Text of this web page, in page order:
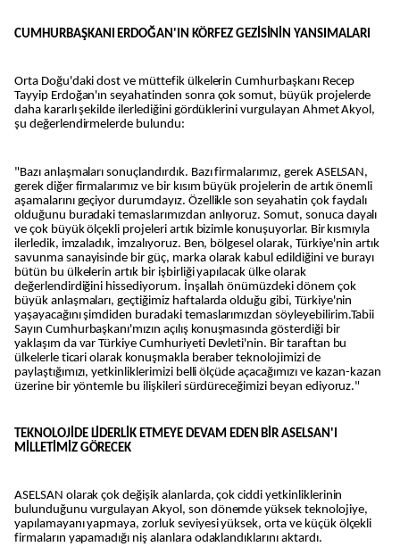
CUMHURBAŞKANI ERDOĞAN'IN KÖRFEZ GEZİSİNİN YANSIMALARI
Orta Doğu'daki dost ve müttefik ülkelerin Cumhurbaşkanı Recep
Tayyip Erdoğan'ın seyahatinden sonra çok somut, büyük projelerde
daha kararlı şekilde ilerlediğini gördüklerini vurgulayan Ahmet Akyol,
şu değerlendirmelerde bulundu:
"Bazı anlaşmaları sonuçlandırdık. Bazı firmalarımız, gerek ASELSAN,
gerek diğer firmalarımız ve bir kısım büyük projelerin de artık önemli
aşamalarını geçiyor durumdayız. Özellikle son seyahatin çok faydalı
olduğunu buradaki temaslarımızdan anlıyoruz. Somut, sonuca dayalı
ve çok büyük ölçekli projeleri artık bizimle konuşuyorlar. Bir kısmıyla
ilerledik, imzaladık, imzalıyoruz. Ben, bölgesel olarak, Türkiye'nin artık
savunma sanayisinde bir güç, marka olarak kabul edildiğini ve burayı
bütün bu ülkelerin artık bir işbirliği yapılacak ülke olarak
değerlendirdiğini hissediyorum. İnşallah önümüzdeki dönem çok
büyük anlaşmaları, geçtiğimiz haftalarda olduğu gibi, Türkiye'nin
yaşayacağını şimdiden buradaki temaslarımızdan söyleyebilirim.Tabii
Sayın Cumhurbaşkanı'mızın açılış konuşmasında gösterdiği bir
yaklaşım da var Türkiye Cumhuriyeti Devleti'nin. Bir taraftan bu
ülkelerle ticari olarak konuşmakla beraber teknolojimizi de
paylaştığımızı, yetkinliklerimizi belli ölçüde açacağımızı ve kazan-kazan
üzerine bir yöntemle bu ilişkileri sürdüreceğimizi beyan ediyoruz."
TEKNOLOJİDE LİDERLİK ETMEYE DEVAM EDEN BİR ASELSAN'I
MİLLETİMİZ GÖRECEK
ASELSAN olarak çok değişik alanlarda, çok ciddi yetkinliklerinin
bulunduğunu vurgulayan Akyol, son dönemde yüksek teknolojiye,
yapılamayanı yapmaya, zorluk seviyesi yüksek, orta ve küçük ölçekli
firmaların yapamadığı niş alanlara odaklandıklarını aktardı.